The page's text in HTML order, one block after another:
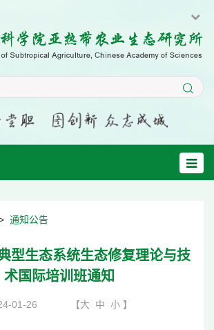
通知公告
型生态系统生态修复理论与技
术国际培训班通知
01-26 【大 中 小 】